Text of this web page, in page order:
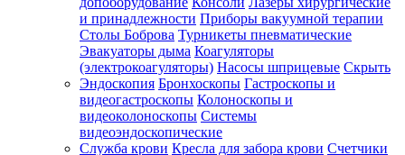
и принадлежности Приборы вакуумной терапии
Столы Боброва Турникеты пневматические
Эвакуаторы дыма Коагуляторы
(электрокоагуляторы) Насосы шприцевые Скрыть
Эндоскопия Бронхоскопы Гастроскопы и
видеогастроскопы Колоноскопы и
видеоколоноскопы Системы
видеоэндоскопические
Служба крови Кресла для забора крови Счетчики